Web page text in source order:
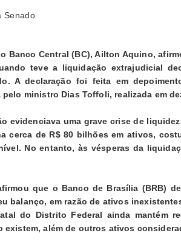
Senado
Banco Central (BC), Ailton Aquino,
teve a liquidação extrajudicial
A declaração foi feita em
ministro Dias Toffoli, realizada em
evidenciava uma grave crise de
cerca de R$ 80 bilhões em ativos,
No entanto, às vésperas da
que o Banco de Brasília (BRB)
balanço, em razão de ativos
do Distrito Federal ainda mantém
existem, além de outros ativos